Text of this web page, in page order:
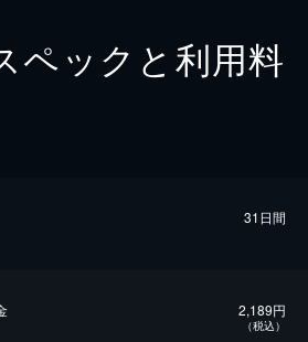
ペックと利用料
31日間
2,189円
（税込）